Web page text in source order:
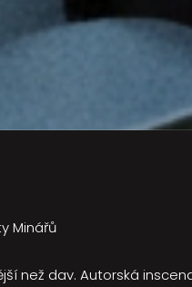
Minářů
než dav. Autorská